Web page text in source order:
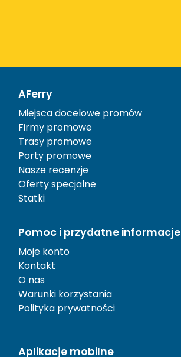
AFerry
Miejsca docelowe promów
Firmy promowe
Trasy promowe
Porty promowe
Nasze recenzje
Oferty specjalne
Statki
Pomoc i przydatne informacje
Moje konto
Kontakt
O nas
Warunki korzystania
Polityka prywatności
Aplikacje mobilne